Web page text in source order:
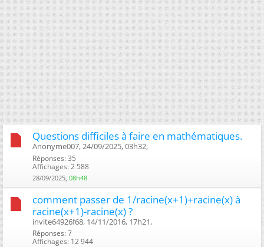
Questions difficiles à faire en mathématiques.
Anonyme007, 24/09/2025, 03h32, ‎
Réponses: 35
Affichages: 2 588
28/09/2025, 08h48
comment passer de 1/racine(x+1)+racine(x) à
racine(x+1)-racine(x) ?
invite64926f68, 14/11/2016, 17h21, ‎
Réponses: 7
Affichages: 12 944